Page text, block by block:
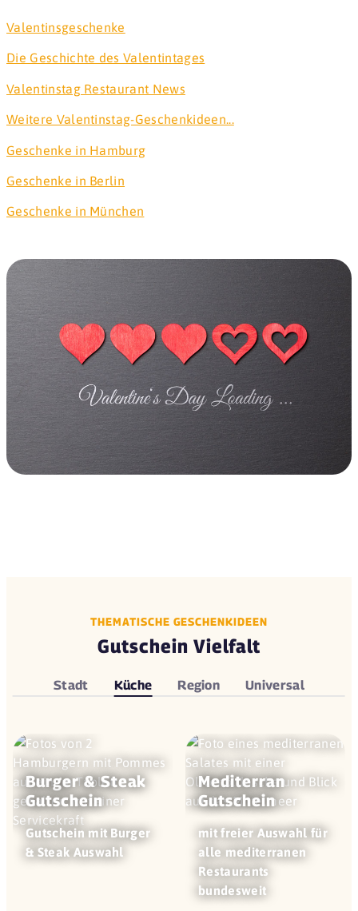
Valentinsgeschenke
Die Geschichte des Valentintages
Valentinstag Restaurant News
Weitere Valentinstag-Geschenkideen...
Geschenke in Hamburg
Geschenke in Berlin
Geschenke in München
THEMATISCHE GESCHENKIDEEN
Gutschein Vielfalt
Stadt Küche Region Universal
Burger & Steak
Gutschein
Gutschein mit Burger
& Steak Auswahl
Mediterran
Gutschein
mit freier Auswahl für
alle mediterranen
Restaurants
bundesweit